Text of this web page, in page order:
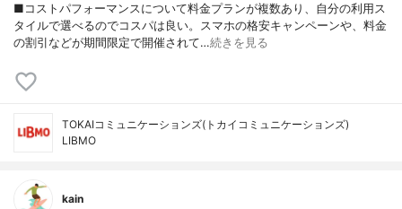
■コストパフォーマンスについて料金プランが複数あり、自分の利用ス
タイルで選べるのでコスパは良い。スマホの格安キャンペーンや、料金
の割引などが期間限定で開催されて…続きを見る
TOKAIコミュニケーションズ(トカイコミュニケーションズ)
LIBMO
kain